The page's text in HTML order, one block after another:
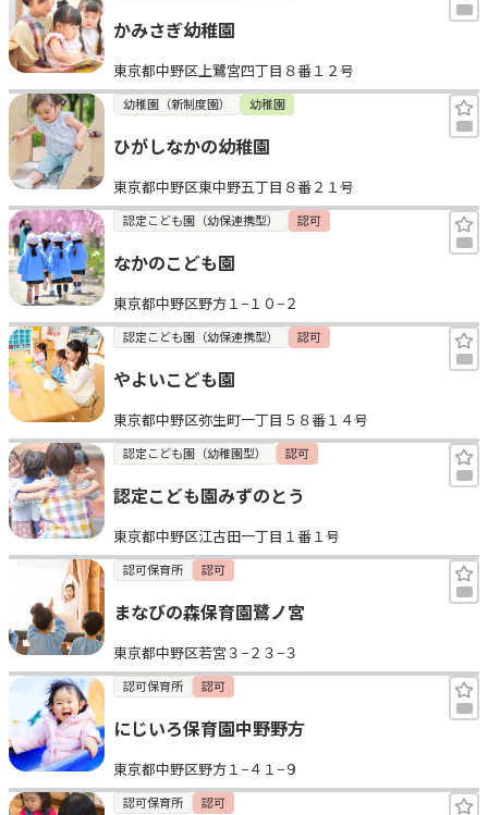
かみさぎ幼稚園
東京都中野区上鷺宮四丁目８番１２号
幼稚園（新制度園） 幼稚園
ひがしなかの幼稚園
東京都中野区東中野五丁目８番２１号
認定こども園（幼保連携型） 認可
なかのこども園
東京都中野区野方１−１０−２
認定こども園（幼保連携型） 認可
やよいこども園
東京都中野区弥生町一丁目５８番１４号
認定こども園（幼稚園型） 認可
認定こども園みずのとう
東京都中野区江古田一丁目１番１号
認可保育所 認可
まなびの森保育園鷺ノ宮
東京都中野区若宮３−２３−３
認可保育所 認可
にじいろ保育園中野野方
東京都中野区野方１−４１−９
認可保育所 認可